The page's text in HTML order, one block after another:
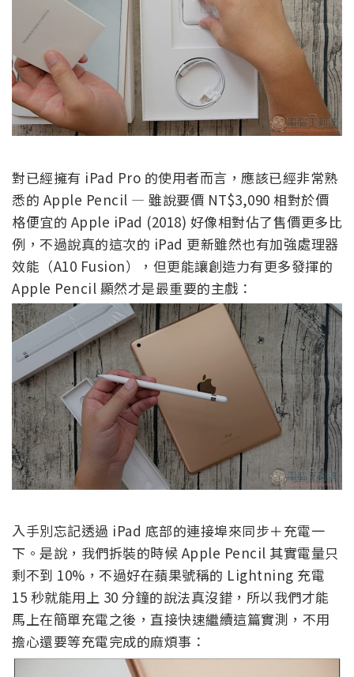
對已經擁有 iPad Pro 的使用者而言，應該已經非常熟
悉的 Apple Pencil — 雖說要價 NT$3,090 相對於價
格便宜的 Apple iPad (2018) 好像相對佔了售價更多比
例，不過說真的這次的 iPad 更新雖然也有加強處理器
效能（A10 Fusion），但更能讓創造力有更多發揮的
Apple Pencil 顯然才是最重要的主戲：
入手別忘記透過 iPad 底部的連接埠來同步＋充電一
下。是說，我們拆裝的時候 Apple Pencil 其實電量只
剩不到 10%，不過好在蘋果號稱的 Lightning 充電
15 秒就能用上 30 分鐘的說法真沒錯，所以我們才能
馬上在簡單充電之後，直接快速繼續這篇實測，不用
擔心還要等充電完成的麻煩事：